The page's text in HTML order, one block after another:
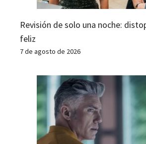
Revisión de solo una noche:
feliz
7 de agosto de 2026